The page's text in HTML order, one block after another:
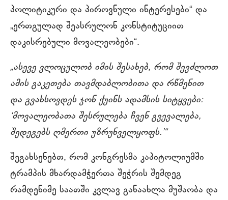
პოლიტიკური და პიროვნული ინტერესები“ და
„ერთგულად შეასრულონ კონსტიტუციით
დაკისრებული მოვალეობები“.
„ასევე ვლოცულობ იმის შესახებ, რომ შევძლოთ
ამის გაკეთება თავმდაბლობითა და რწმენით
და გვახსოვდეს ჯონ ქუინს ადამსის სიტყვები:
‘მოვალეობათა შესრულება ჩვენ გვევალება,
შედეგებს ღმერთი უზრუნველყოფს.’“
შეგახსენებთ, რომ კონგრესმა კაპიტოლიუმში
ტრამპის მხარდამჭერთა შეჭრის შემდეგ
რამდენიმე საათში კვლავ განაახლა მუშაობა და